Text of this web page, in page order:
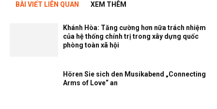
BÀI VIẾT LIÊN QUAN XEM THÊM
Khánh Hòa: Tăng cường hơn nữa trách nhiệm
của hệ thống chính trị trong xây dựng quốc
phòng toàn xã hội
Hören Sie sich den Musikabend „Connecting
Arms of Love“ an